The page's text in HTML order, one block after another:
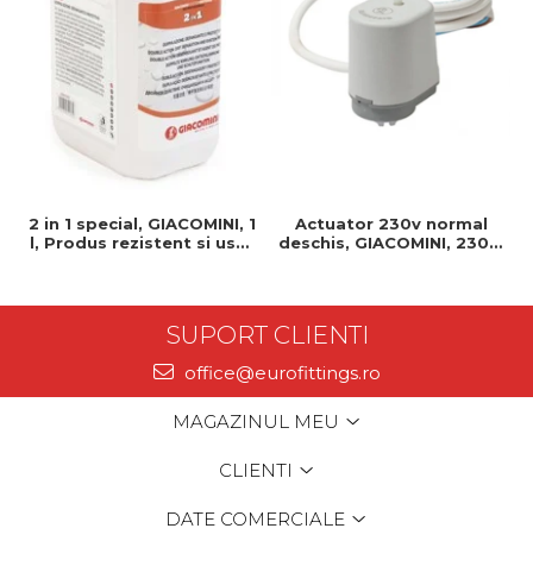
2 in 1 special, GIACOMINI, 1
l, Produs rezistent si usor
Actuator 230v normal
deschis, GIACOMINI, 230v,
SUPORT CLIENTI
office@eurofittings.ro
MAGAZINUL MEU
CLIENTI
DATE COMERCIALE